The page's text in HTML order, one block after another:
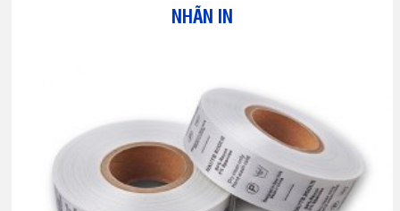
NHÃN IN